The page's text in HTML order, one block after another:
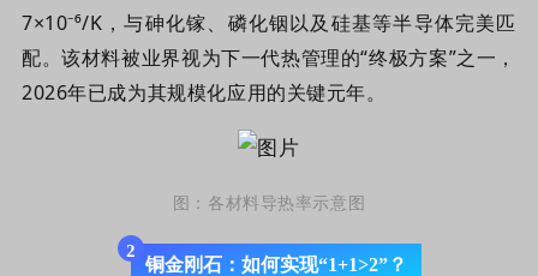
7×10⁻⁶/K，与砷化镓、磷化铟以及 硅基等半导体完美匹
配。该材料被业界视为下一代热管理的“终极方案”之一，
2026年已成为其规模化应用的关键元年。
图： 各材料导热率示意图
2
铜金刚石：如何实现“1+1>2”？